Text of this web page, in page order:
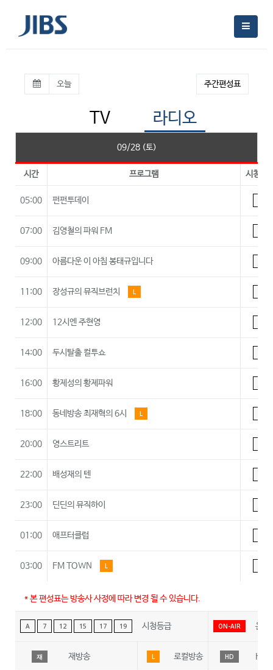
오늘
TV 라디오
주간편성표
09/28 (토)
시간 프로그램 시청등
05:00 펀펀투데이
07:00 김영철의 파워 FM
09:00 아름다운 이 아침 봉태규입니다
11:00 장성규의 뮤직브런치 L
12:00 12시엔 주현영
14:00 두시탈출 컬투쇼
16:00 황제성의 황제파워
18:00 동네방송 최재혁의 6시 L
20:00 영스트리트
22:00 배성재의 텐
23:00 딘딘의 뮤직하이
01:00 애프터클럽
03:00 FM TOWN L
* 본 편성표는 방송사 사정에 따라 변경 될 수 있습니다.
A 7 12 15 17 19 시청등급 ON-AIR 온에
재 재방송 L 로컬방송 HD HD